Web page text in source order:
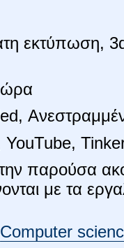
εκτύπωση,
ώρα
YouTube,
παρούσα
με τα
Computer